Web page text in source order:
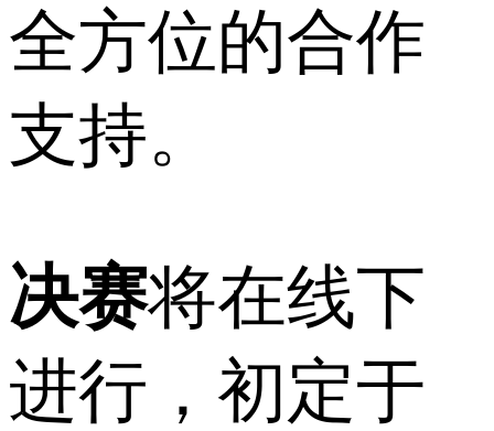
全方位的合作
支持。
决赛将在线下
进行，初定于